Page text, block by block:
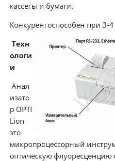
кассеты и бумаги.
Конкурентоспособен при 3-
Техн
ологи
и
Анал
изато
р OPTI
Lion
это
микропроцессорный
оптическую флуоресценцию